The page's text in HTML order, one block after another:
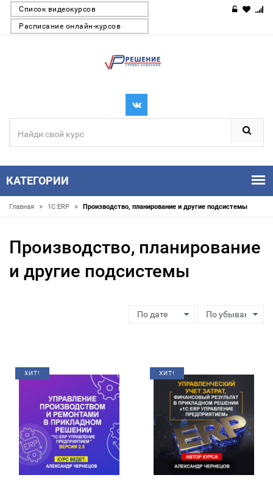
Список видеокурсов
Расписание онлайн-курсов
КАТЕГОРИИ
Главная » 1С:ERP » Производство, планирование и другие подсистемы
Производство, планирование
и другие подсистемы
ХИТ! ХИТ!